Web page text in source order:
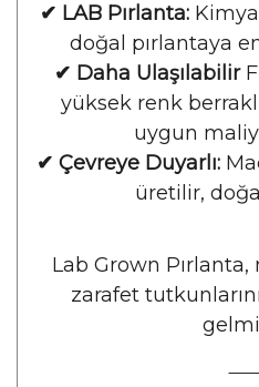
✔ LAB Pırlanta:
doğal pırlantaya
✔ Daha Ulaşılabilir
yüksek renk
uygun
✔ Çevreye Duyarlı:
üretilir,
Lab Grown
zarafet